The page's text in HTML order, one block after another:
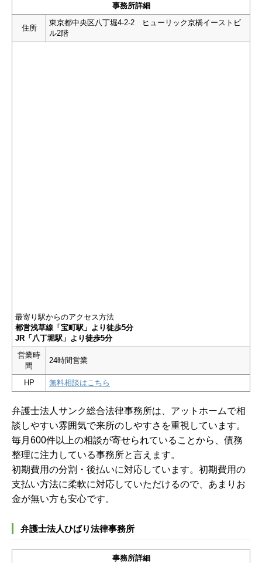
事務所詳細
住所
東京都中央区八丁堀4-2-2 ヒューリック京橋イーストビ
ル2階
最寄り駅からのアクセス方法
都営浅草線「宝町駅」より徒歩5分
JR「八丁堀駅」より徒歩5分
営業時
間
24時間営業
HP 無料相談はこちら
弁護士法人サンク総合法律事務所は、アットホームで相
談しやすい雰囲気で来所のしやすさを重視しています。
毎月600件以上の相談が寄せられていることから、債務
整理に注力している事務所と言えます。
初期費用の分割・後払いに対応しています。初期費用の
支払い方法に柔軟に対応していただけるので、あまりお
金が無い方も安心です。
弁護士法人ひばり法律事務所
事務所詳細